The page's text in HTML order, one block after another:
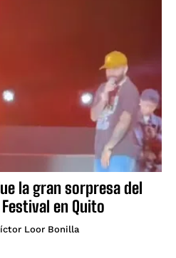
la gran sorpresa del
en Quito
Loor Bonilla